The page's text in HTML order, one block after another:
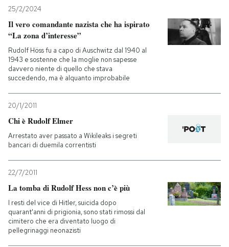
CALENDARIO
AREA PERSONALE
Entra
25/2/2024
Il vero comandante nazista che ha ispirato
“La zona d’interesse”
Rudolf Höss fu a capo di Auschwitz dal 1940 al
1943 e sostenne che la moglie non sapesse
davvero niente di quello che stava
succedendo, ma è alquanto improbabile
20/1/2011
Chi è Rudolf Elmer
Arrestato aver passato a Wikileaks i segreti
bancari di duemila correntisti
22/7/2011
La tomba di Rudolf Hess non c’è più
I resti del vice di Hitler, suicida dopo
quarant'anni di prigionia, sono stati rimossi dal
cimitero che era diventato luogo di
pellegrinaggi neonazisti